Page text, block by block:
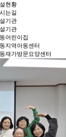
현황
는길
기관
기관
어린이집
지역아동센터
재가방문요양센터